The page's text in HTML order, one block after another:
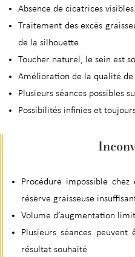
Absence de cicatrices visibles
Traitement des excès
de la silhouette
Toucher naturel, le sein est
Amélioration de la qualité de
Plusieurs séances possibles
Possibilités infinies et
Procédure impossible
réserve graisseuse
Volume d’augmentation
Plusieurs séances
résultat souhaité